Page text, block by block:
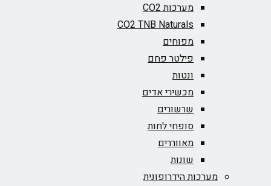
מערכות CO2
CO2 TNB Naturals
מפוחים
פילטר פחם
ונטות
מכשירי אדים
שרשורים
סופחי לחות
מאווררים
שונות
מערכות הידרופונית